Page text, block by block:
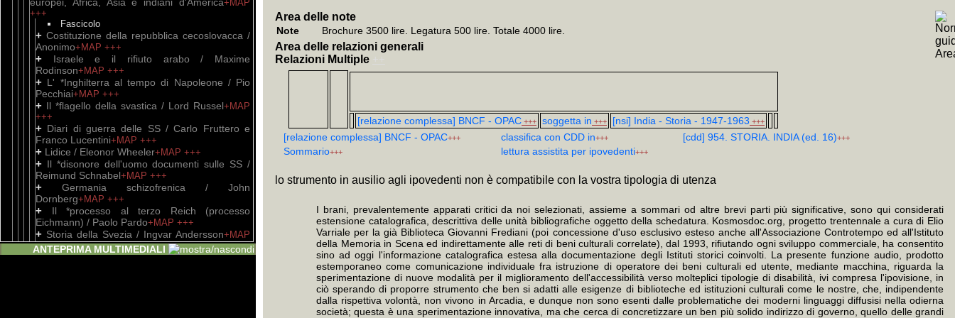
+MAP
+++
Fascicolo
+ Costituzione della repubblica cecoslovacca /
Anonimo+MAP +++
+
Israele e il rifiuto arabo / Maxime
Rodinson+MAP +++
+ L' *Inghilterra al tempo di Napoleone / Pio
Pecchiai+MAP +++
+ Il *flagello della svastica / Lord Russel+MAP
+++
+ Diari di guerra delle SS / Carlo Fruttero e
Franco Lucentini+MAP +++
+ Lidice / Eleonor Wheeler+MAP +++
+ Il *disonore dell'uomo documenti sulle SS /
Reimund Schnabel+MAP +++
+ Germania schizofrenica / John
Dornberg+MAP +++
+
Il *processo al terzo Reich (processo
Eichmann) / Paolo Pardo+MAP +++
+ Storia della Svezia / Ingvar Andersson+MAP
+++
+Colonnelli e Resistenza in Grecia / Aldo
ANTEPRIMA MULTIMEDIALI
Area delle note
Note Brochure 3500 lire. Legatura 500 lire. Totale 4000 lire.
Area delle relazioni generali
Relazioni Multiple
[relazione complessa] BNCF - OPAC +++ soggetta in +++ [nsi] India - Storia - 1947-1963 +++
[relazione complessa] BNCF - OPAC+++ classifica con CDD in+++ [cdd] 954. STORIA. INDIA (ed. 16)+++
Sommario+++ lettura assistita per ipovedenti+++
lo strumento in ausilio agli ipovedenti non è compatibile con la vostra tipologia di utenza
I brani, prevalentemente apparati critici da noi selezionati, assieme a sommari od altre brevi parti più significative, sono qui considerati
estensione catalografica, descrittiva delle unità bibliografiche oggetto della schedatura. Kosmosdoc.org, progetto trentennale a cura di Elio
Varriale per la già Biblioteca Giovanni Frediani (poi concessione d'uso esclusivo esteso anche all'Associazione Controtempo ed all'Istituto
della Memoria in Scena ed indirettamente alle reti di beni culturali correlate), dal 1993, rifiutando ogni sviluppo commerciale, ha consentito
sino ad oggi l'informazione catalografica estesa alla documentazione degli Istituti storici coinvolti. La presente funzione audio, prodotto
estemporaneo come comunicazione individuale fra istruzione di operatore dei beni culturali ed utente, mediante macchina, riguarda la
sperimentazione di nuove modalità per il miglioramento dell'accessibilità verso molteplici tipologie di disabilità, ivi compresa l'ipovisione, in
ciò sperando di proporre strumento che ben si adatti alle esigenze di biblioteche ed istituzioni culturali come le nostre, che, indipendente
dalla rispettiva volontà, non vivono in Arcadia, e dunque non sono esenti dalle problematiche dei moderni linguaggi diffusisi nella odierna
società; questa è una sperimentazione innovativa, ma che cerca di concretizzare un ben più solido indirizzo di governo, quello delle grandi